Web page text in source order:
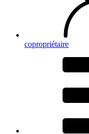
copropriétaire